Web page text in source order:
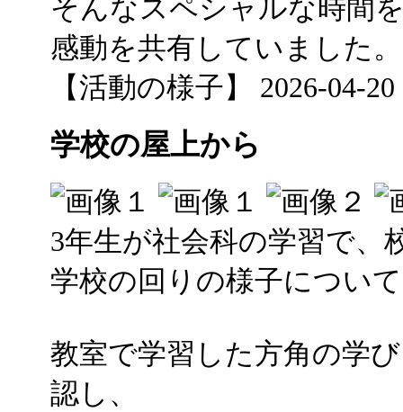
そんなスペシャルな時間
感動を共有していました。
【活動の様子】 2026-04-
学校の屋上から
3年生が社会科の学習で、
学校の回りの様子につい
教室で学習した方角の学
認し、